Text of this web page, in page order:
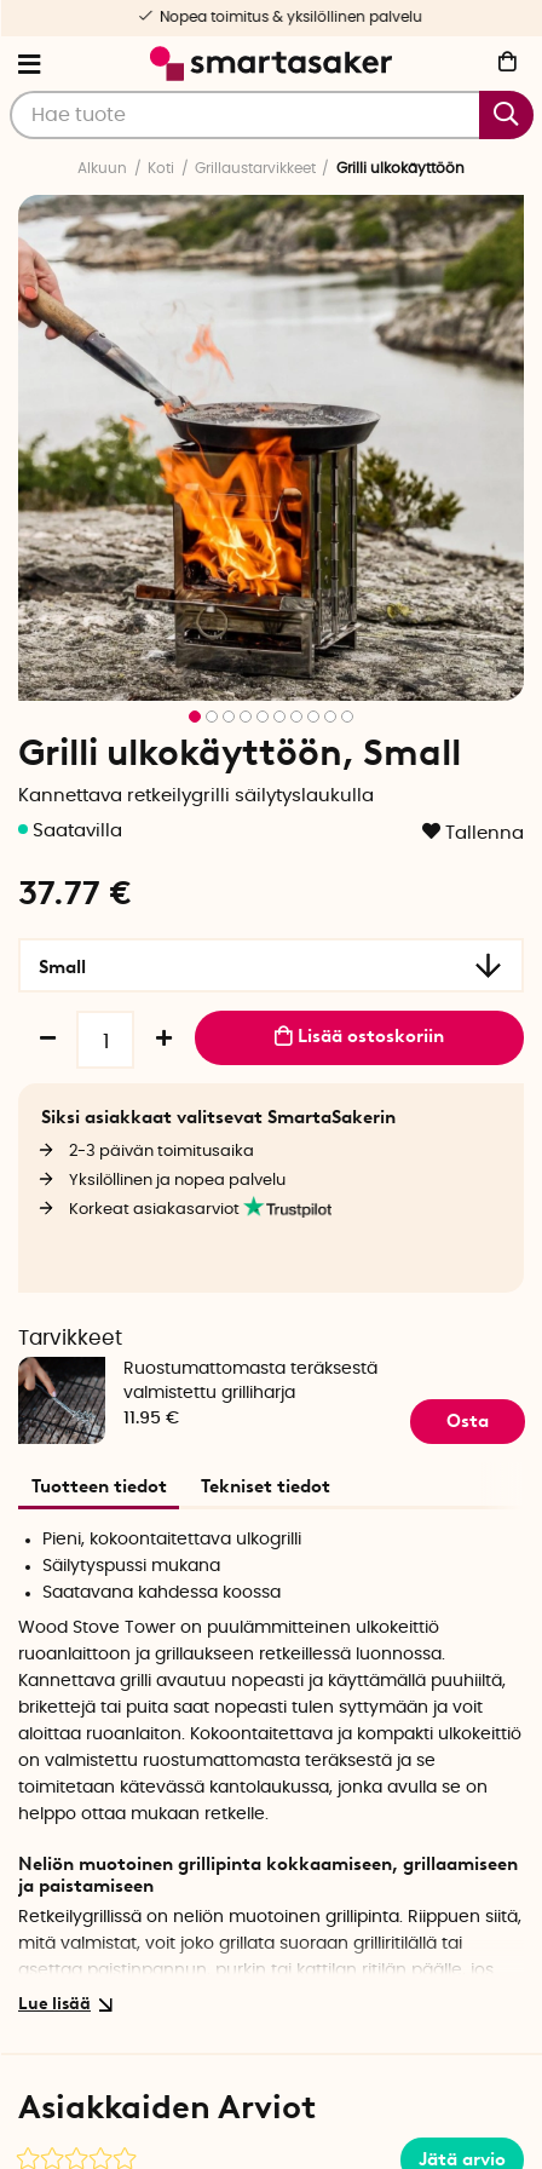
Nopea toimitus & yksilöllinen palvelu
Alkuun Koti Grillaustarvikkeet Grilli ulkokäyttöön
Grilli ulkokäyttöön, Small
Kannettava retkeilygrilli säilytyslaukulla
Tallenna
37.77 €
Small
Lisää ostoskoriin
Siksi asiakkaat valitsevat SmartaSakerin
2-3 päivän toimitusaika
Yksilöllinen ja nopea palvelu
Korkeat asiakasarviot
Tarvikkeet
Ruostumattomasta teräksestä
valmistettu grilliharja
11.95 €
Osta
Tuotteen tiedot Tekniset tiedot
Pieni, kokoontaitettava ulkogrilli
Säilytyspussi mukana
Saatavana kahdessa koossa
Wood Stove Tower on puulämmitteinen ulkokeittiö
ruoanlaittoon ja grillaukseen retkeillessä luonnossa.
Kannettava grilli avautuu nopeasti ja käyttämällä puuhiiltä,
brikettejä tai puita saat nopeasti tulen syttymään ja voit
aloittaa ruoanlaiton. Kokoontaitettava ja kompakti ulkokeittiö
on valmistettu ruostumattomasta teräksestä ja se
toimitetaan kätevässä kantolaukussa, jonka avulla se on
helppo ottaa mukaan retkelle.
Neliön muotoinen grillipinta kokkaamiseen, grillaamiseen
ja paistamiseen
Retkeilygrillissä on neliön muotoinen grillipinta. Riippuen siitä,
mitä valmistat, voit joko grillata suoraan grilliritilällä tai
asettaa paistinpannun, purkin tai kattilan ritilän päälle, jos
haluat sen sijaan paistaa tai keittää ruokaa.
laitat poltettavan materiaalin sisään ja voit sitten aloittaa
Asiakkaiden Arviot
Jätä arvio